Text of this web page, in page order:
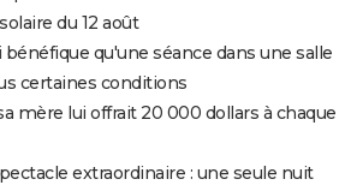
du 12 août
qu'une séance dans une salle
certaines conditions
mère lui offrait 20 000 dollars à chaque
extraordinaire : une seule nuit